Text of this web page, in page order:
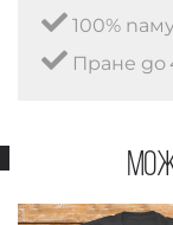
100%
Пране до